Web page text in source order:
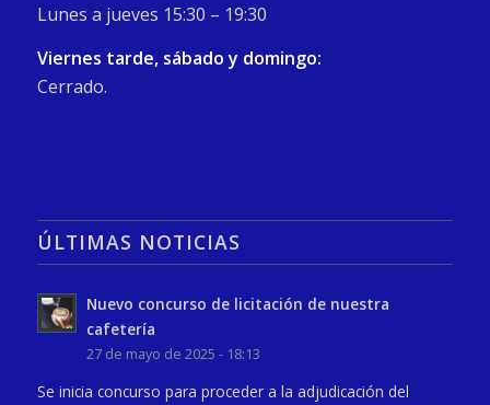
Lunes a jueves 15:30 – 19:30
Viernes tarde, sábado y domingo:
Cerrado.
ÚLTIMAS NOTICIAS
Nuevo concurso de licitación de nuestra
cafetería
27 de mayo de 2025 - 18:13
Se inicia concurso para proceder a la adjudicación del